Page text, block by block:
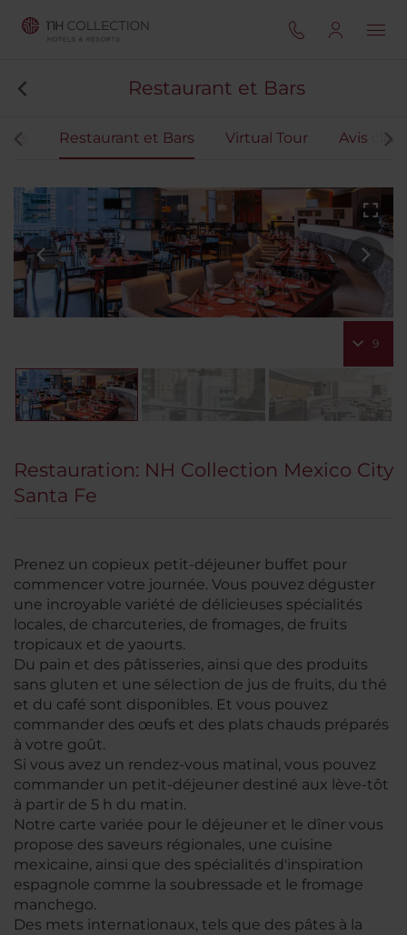
Restaurant et Bars
Restaurant et Bars Virtual Tour Avis
9
Restauration: NH Collection Mexico City
Santa Fe
Prenez un copieux petit-déjeuner buffet pour
commencer votre journée. Vous pouvez déguster
une incroyable variété de délicieuses spécialités
locales, de charcuteries, de fromages, de fruits
tropicaux et de yaourts.
Du pain et des pâtisseries, ainsi que des produits
sans gluten et une sélection de jus de fruits, du thé
et du café sont disponibles. Et vous pouvez
commander des œufs et des plats chauds préparés
à votre goût.
Si vous avez un rendez-vous matinal, vous pouvez
commander un petit-déjeuner destiné aux lève-tôt
à partir de 5 h du matin.
Notre carte variée pour le déjeuner et le dîner vous
propose des saveurs régionales, une cuisine
mexicaine, ainsi que des spécialités d'inspiration
espagnole comme la soubressade et le fromage
manchego.
Des mets internationaux, tels que des pâtes à la